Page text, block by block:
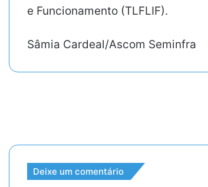
e Funcionamento (TLFLIF).
Sâmia Cardeal/Ascom Seminfra
Deixe um comentário